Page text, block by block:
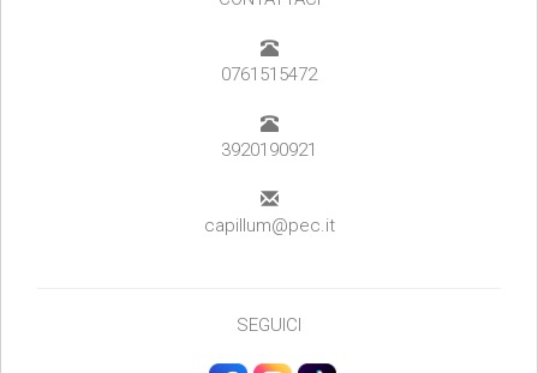
0761515472
3920190921
capillum@pec.it
SEGUICI